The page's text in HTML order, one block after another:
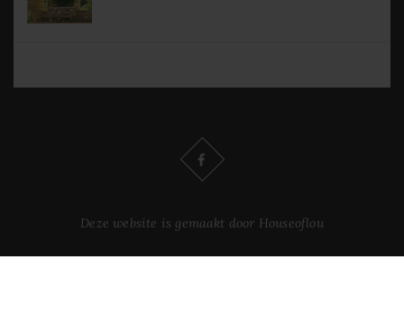
Deze website is gemaakt door Houseoflou